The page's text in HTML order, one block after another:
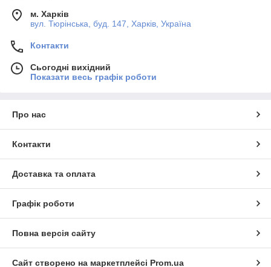
м. Харків
вул. Тюрінська, буд. 147, Харків, Україна
Контакти
Сьогодні вихідний
Показати весь графік роботи
Про нас
Контакти
Доставка та оплата
Графік роботи
Повна версія сайту
Сайт створено на маркетплейсі Prom.ua